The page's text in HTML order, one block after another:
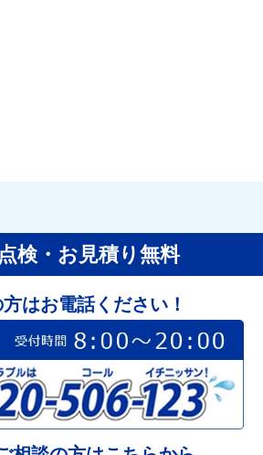
検・お見積り無料
はお電話ください！